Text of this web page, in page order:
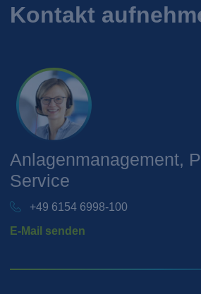
Kontakt
Anlagenmanagement,
Service
+49 6154 6998-100
E-Mail senden